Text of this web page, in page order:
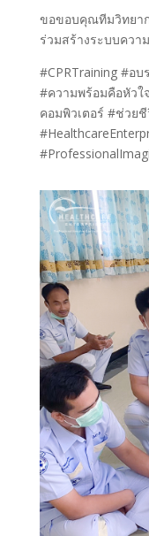
ขอขอบคุณทีมวิทยา
ร่วมสร้างระบบควา
#CPRTraining #อ
#ความพร้อมคือหัวใ
คอมพิวเตอร์ #ช่วย